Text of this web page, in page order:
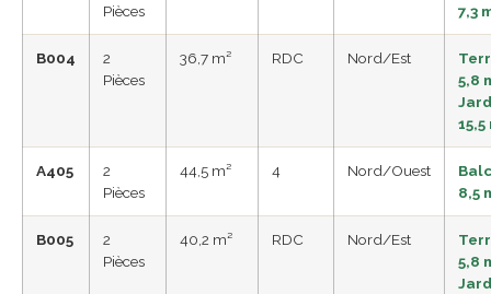
Pièces
7,3
B004
2
Pièces
36,7 m² RDC Nord/Est
5,8
15,5
A405
2
Pièces
44,5 m² 4 Nord/Ouest
8,5
B005
2
Pièces
40,2 m² RDC Nord/Est
5,8